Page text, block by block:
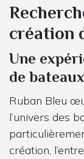
création
Une
de
Ruban Bleu
l’univers des
création,